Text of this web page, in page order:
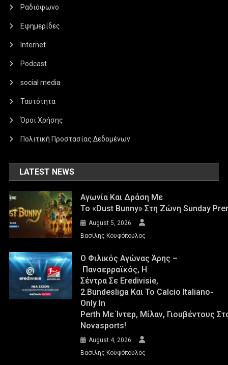
Ραδιόφωνο
Εφημερίδες
Internet
Podcast
social media
Ταυτότητα
Όροι Χρήσης
Πολιτική Προστασίας Δεδομένων
LATEST NEWS
Αγωνία Και Δράση Με
Το «Dust Bunny» Στη Ζώνη Sunday
August 5, 2026
Βασίλης Κουφόπουλος
Ο Φιλικός Αγώνας Άρης –
Πανσερραϊκός, Η
Σέντρα Σε Eredivisie,
2.Bundesliga Και Το Calcio Italiano-
Only In
Perth Με Ίντερ, Μίλαν, Γιουβέντους
Novasports!
August 4, 2026
Βασίλης Κουφόπουλος